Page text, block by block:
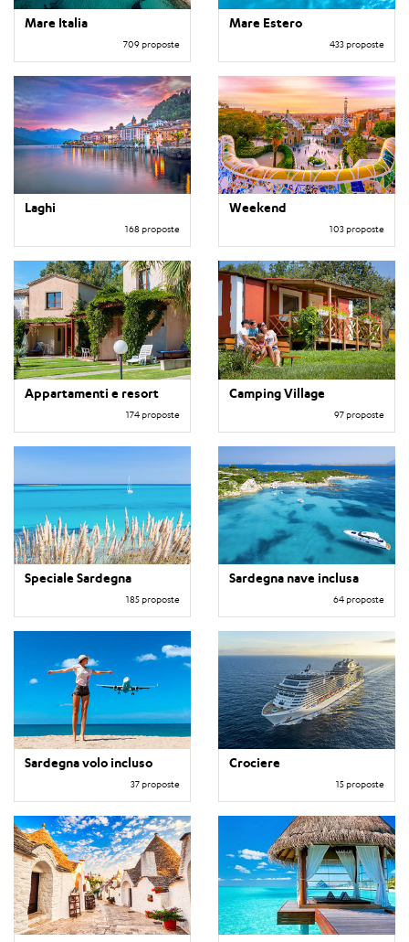
Mare Italia
709 proposte
Mare Estero
433 proposte
Laghi
168 proposte
Weekend
103 proposte
Appartamenti e resort
174 proposte
Camping Village
97 proposte
Speciale Sardegna
185 proposte
Sardegna nave inclusa
64 proposte
Sardegna volo incluso
37 proposte
Crociere
15 proposte